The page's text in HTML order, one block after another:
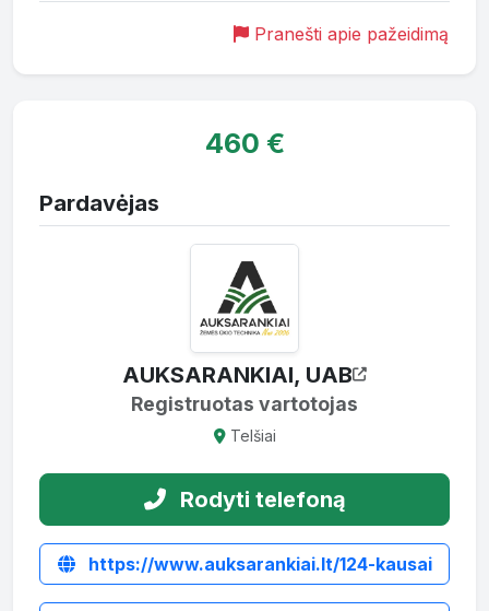
Pranešti apie pažeidimą
460 €
Pardavėjas
AUKSARANKIAI, UAB
Registruotas vartotojas
Telšiai
Rodyti telefoną
https://www.auksarankiai.lt/124-kausai